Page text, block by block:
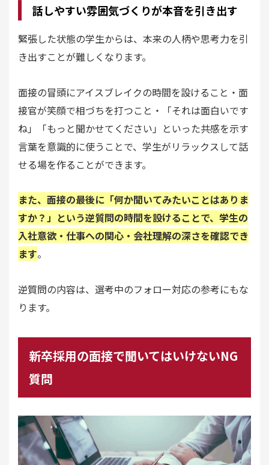
話しやすい雰囲気づくりが本音を引き出す
緊張した状態の学生からは、本来の人柄や思考力を引
き出すことが難しくなります。
面接の冒頭にアイスブレイクの時間を設けること・面
接官が笑顔で相づちを打つこと・「それは面白いです
ね」「もっと聞かせてください」といった共感を示す
言葉を意識的に使うことで、学生がリラックスして話
せる場を作ることができます。
また、面接の最後に「何か聞いてみたいことはありま
すか？」という逆質問の時間を設けることで、学生の
入社意欲・仕事への関心・会社理解の深さを確認でき
ます。
逆質問の内容は、選考中のフォロー対応の参考にもな
ります。
新卒採用の面接で聞いてはいけないNG
質問